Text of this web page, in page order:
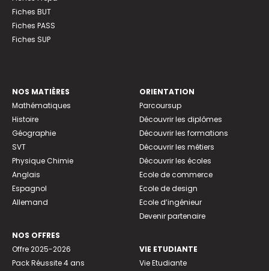
Fiches BUT
Fiches PASS
Fiches SUP
NOS MATIÈRES
Mathématiques
Histoire
Géographie
SVT
Physique Chimie
Anglais
Espagnol
Allemand
NOS OFFRES
Offre 2025-2026
Pack Réussite 4 ans
ORIENTATION
Parcoursup
Découvrir les diplômes
Découvrir les formations
Découvrir les métiers
Découvrir les écoles
Ecole de commerce
Ecole de design
Ecole d’ingénieur
Devenir partenaire
VIE ETUDIANTE
Vie Etudiante